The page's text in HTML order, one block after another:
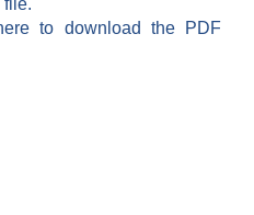
file.
to download the PDF